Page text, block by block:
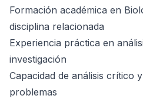
Formación académica en
disciplina relacionada
Experiencia práctica en
investigación
Capacidad de análisis crítico
problemas